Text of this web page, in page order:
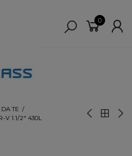
0
TE
V 1.1/2" 430L